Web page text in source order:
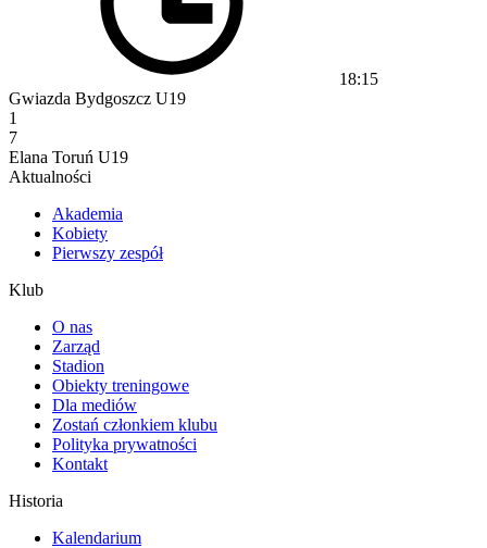
18:15
Gwiazda Bydgoszcz U19
1
7
Elana Toruń U19
Aktualności
Akademia
Kobiety
Pierwszy zespół
Klub
O nas
Zarząd
Stadion
Obiekty treningowe
Dla mediów
Zostań członkiem klubu
Polityka prywatności
Kontakt
Historia
Kalendarium